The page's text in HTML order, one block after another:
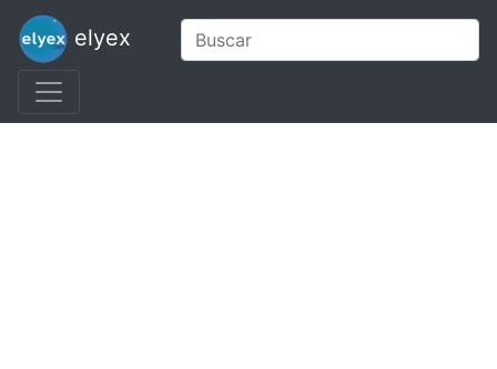
elyex